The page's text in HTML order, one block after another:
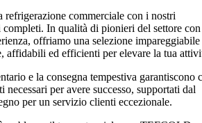
refrigerazione commerciale con i nostri
In qualità di pionieri del settore con
offriamo una selezione
affidabili ed efficienti per elevare la tua
e la consegna tempestiva garantiscono
necessari per avere successo, supportati dal
per un servizio clienti eccezionale.